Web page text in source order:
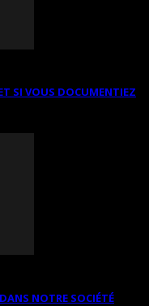
SI VOUS DOCUMENTIEZ
NOTRE SOCIÉTÉ